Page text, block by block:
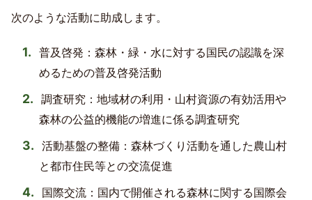
次のような活動に助成します。
普及啓発：森林・緑・水に対する国民の認識を深
めるための普及啓発活動
調査研究：地域材の利用・山村資源の有効活用や
森林の公益的機能の増進に係る調査研究
活動基盤の整備：森林づくり活動を通した農山村
と都市住民等との交流促進
国際交流：国内で開催される森林に関する国際会